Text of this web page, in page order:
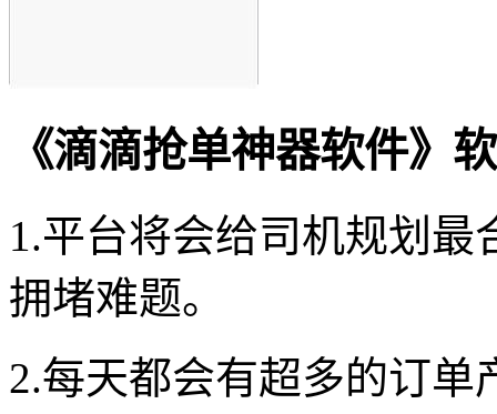
《滴滴抢单神器软件》
1.平台将会给司机规划
拥堵难题。
2.每天都会有超多的订